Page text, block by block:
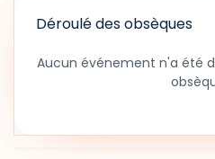
Déroulé des obsèques
Aucun événement n'a été